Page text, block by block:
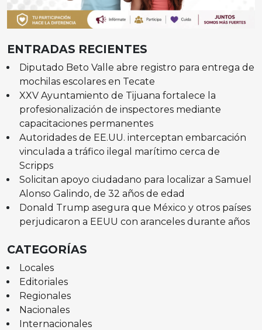
ENTRADAS RECIENTES
Diputado Beto Valle abre registro para entrega de
mochilas escolares en Tecate
XXV Ayuntamiento de Tijuana fortalece la
profesionalización de inspectores mediante
capacitaciones permanentes
Autoridades de EE.UU. interceptan embarcación
vinculada a tráfico ilegal marítimo cerca de
Scripps
Solicitan apoyo ciudadano para localizar a Samuel
Alonso Galindo, de 32 años de edad
Donald Trump asegura que México y otros países
perjudicaron a EEUU con aranceles durante años
CATEGORÍAS
Locales
Editoriales
Regionales
Nacionales
Internacionales